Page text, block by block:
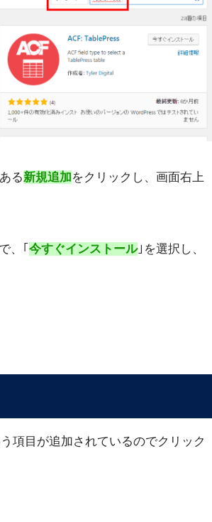
る新規追加 をクリックし、画面右上
、｢ 今すぐインストール｣を選択し、
項目が追加されているのでクリック